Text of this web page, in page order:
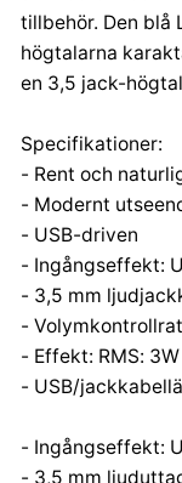
tillbehör. Den blå
högtalarna
en 3,5 jack-
Specifikationer:
- Rent och
- Modernt
- USB-driven
- Ingångseffekt:
- 3,5 mm
-
- Effekt: RMS: 3W
- USB/
- Ingångseffekt:
- 3,5 mm